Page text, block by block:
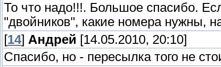
То что надо!!!. Большое спасибо.
"двойников", какие номера нужны,
[14] Андрей [14.05.2010, 20:10]
Спасибо, но - пересылка того не